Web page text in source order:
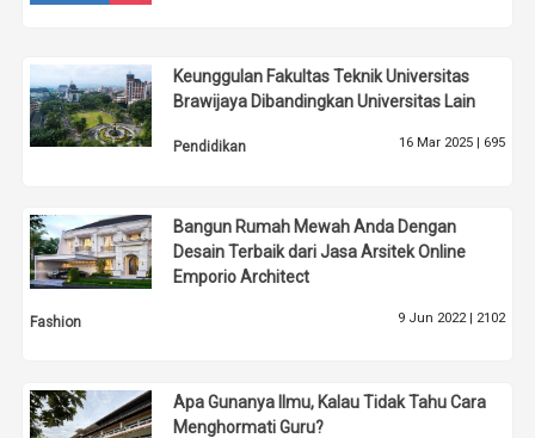
Keunggulan Fakultas Teknik Universitas
Brawijaya Dibandingkan Universitas Lain
Pendidikan 16 Mar 2025 | 695
Bangun Rumah Mewah Anda Dengan
Desain Terbaik dari Jasa Arsitek Online
Emporio Architect
Fashion 9 Jun 2022 | 2102
Apa Gunanya Ilmu, Kalau Tidak Tahu Cara
Menghormati Guru?